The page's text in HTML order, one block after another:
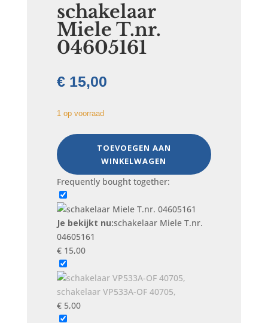
schakelaar
Miele T.nr.
04605161
€15,00
1 op voorraad
schakelaar
Miele
T.nr.
04605161
aantal
TOEVOEGEN AAN
WINKELWAGEN
Frequently bought together:
Je bekijkt nu:schakelaar Miele T.nr.
04605161
€15,00
schakelaar VP533A-OF 40705,
€5,00